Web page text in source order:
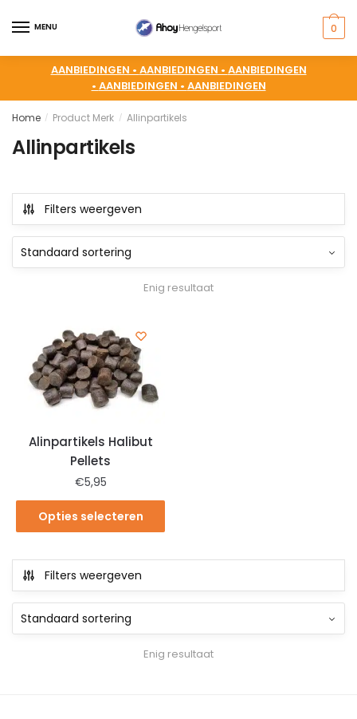
MENU 0
AANBIEDINGEN • AANBIEDINGEN • AANBIEDINGEN
• AANBIEDINGEN • AANBIEDINGEN
Home / Product Merk / Allinpartikels
Allinpartikels
Filters weergeven
Enig resultaat
Alinpartikels Halibut
Pellets
€5,95
Opties selecteren
Filters weergeven
Enig resultaat